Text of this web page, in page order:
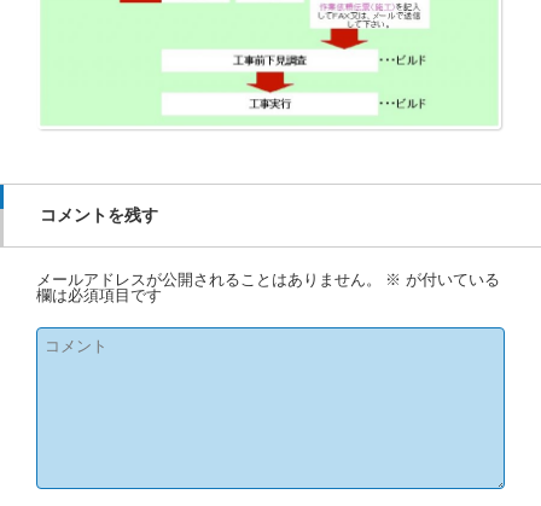
コメントを残す
メールアドレスが公開されることはありません。 ※ が付いている
欄は必須項目です